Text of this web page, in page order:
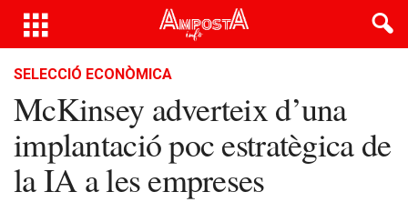
SELECCIÓ ECONÒMICA
McKinsey adverteix d’una
implantació poc estratègica de
la IA a les empreses